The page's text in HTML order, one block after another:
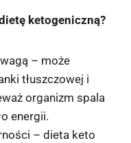
ketogeniczną?
– może
tłuszczowej i
organizm spala
energii.
– dieta keto